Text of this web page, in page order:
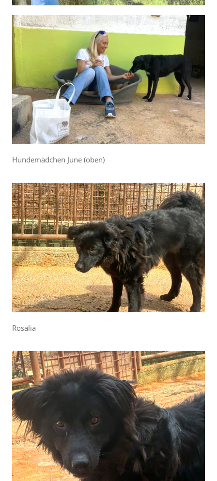
Hundemädchen June (oben)
Rosalia